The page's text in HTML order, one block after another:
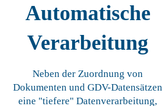
Automatische
Verarbeitung
Neben der Zuordnung von
Dokumenten und GDV-Datensätzen
eine "tiefere" Datenverarbeitung,